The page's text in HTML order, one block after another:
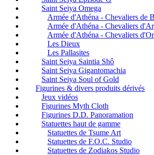
Saint Seiya Omega
Armée d'Athéna - Chevaliers de
Armée d'Athéna - Chevaliers
Armée d'Athéna - Chevaliers d'Or
Les Dieux
Les Pallasites
Saint Seiya Saintia Shô
Saint Seiya Gigantomachia
Saint Seiya Soul of Gold
Figurines & divers produits dérivés
Jeux vidéos
Figurines Myth Cloth
Figurines D.D. Panoramation
Statuettes haut de gamme
Statuettes de Tsume Art
Statuettes de F.O.C. Studio
Statuettes de Zodiakos Studio